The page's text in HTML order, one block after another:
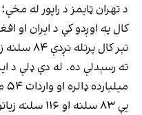
کال په اوږدو کې د ايران او
يې ۸۳ سلنه او ۱۱۶ سلنه زياتوالی ښودلی دی.